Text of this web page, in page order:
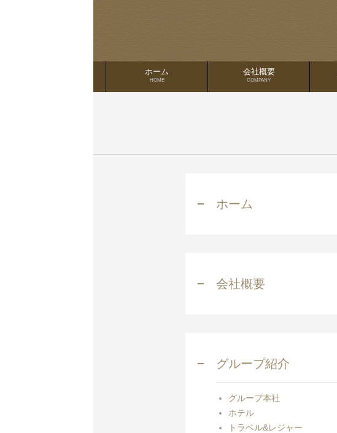
ホーム
HOME
会社概要
COMPANY
ホーム
会社概要
グループ紹介
グループ本社
ホテル
トラベル&レジャー